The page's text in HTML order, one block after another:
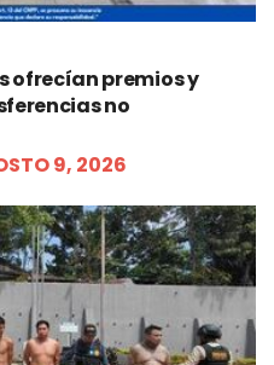
ofrecían premios y
no
9, 2026